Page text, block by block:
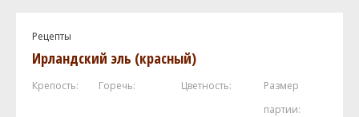
Рецепты
Ирландский эль (красный)
Крепость: Горечь: Цветность:
Размер
партии: